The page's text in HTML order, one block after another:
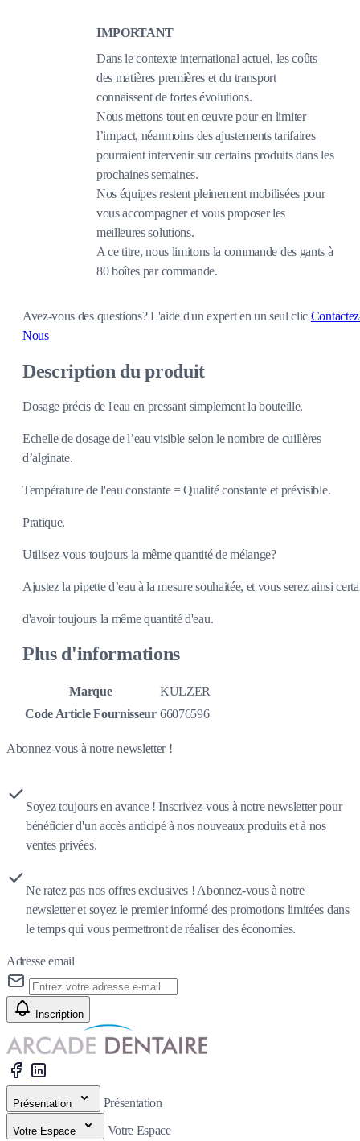
IMPORTANT
Dans le contexte international actuel, les coûts
des matières premières et du transport
connaissent de fortes évolutions.
Nous mettons tout en œuvre pour en limiter
l’impact, néanmoins des ajustements tarifaires
pourraient intervenir sur certains produits dans les
prochaines semaines.
Nos équipes restent pleinement mobilisées pour
vous accompagner et vous proposer les
meilleures solutions.
A ce titre, nous limitons la commande des gants à
80 boîtes par commande.
Avez-vous des questions?L'aide d'un expert en un seul clic
Nous
Description du produit
Dosage précis de l'eau en pressant simplement la bouteille.
Echelle de dosage de l’eau visible selon le nombre de cuillères
d’alginate.
Température de l'eau constante = Qualité constante et prévisible.
Pratique.
Utilisez-vous toujours la même quantité de mélange?
Ajustez la pipette d’eau à la mesure souhaitée, et vous serez ainsi
d'avoir toujours la même quantité d'eau.
Plus d'informations
Marque
KULZER
Code Article Fournisseur 66076596
Abonnez-vous à notre newsletter !
Soyez toujours en avance ! Inscrivez-vous à notre newsletter pour
bénéficier d'un accès anticipé à nos nouveaux produits et à nos
ventes privées.
Ne ratez pas nos offres exclusives ! Abonnez-vous à notre
newsletter et soyez le premier informé des promotions limitées dans
le temps qui vous permettront de réaliser des économies.
Adresse email
Inscription
Présentation Présentation
Votre Espace Votre Espace